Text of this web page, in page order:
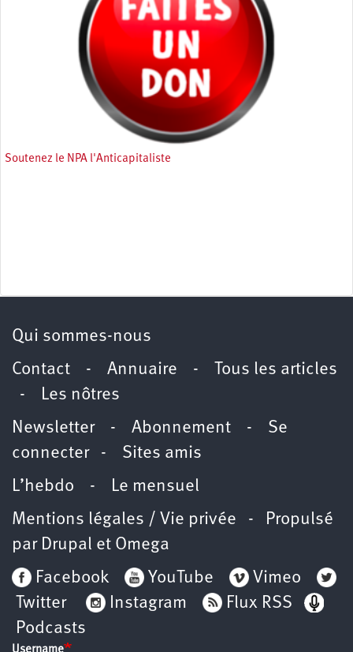
Soutenez le NPA l'Anticapitaliste
Qui sommes-nous
Contact - Annuaire - Tous les articles
-
Les nôtres
Newsletter- Abonnement - Se
connecter- Sites amis
L’hebdo -
Le mensuel
Mentions légales / Vie privée - Propulsé
par Drupal et Omega
Facebook
YouTube
Vimeo
Twitter
Instagram
Flux RSS
Podcasts